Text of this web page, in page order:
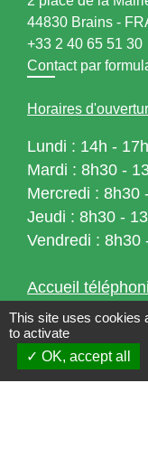
44830 Brains -
+33 2 40 65 51 30
Contact par
Horaires
Lundi : 14h - 17h
Mardi : 8h30 -
Mercredi : 8h30
Jeudi : 8h30 -
Vendredi : 8h30
Accueil
8h30 à 13h et
This site uses cookies
to activate
OK, accept all